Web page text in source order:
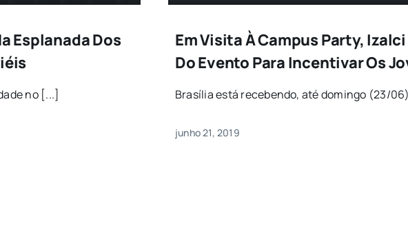
Esplanada Dos
no [...]
Em Visita À Campus Party,
Do Evento Para Incentivar Os
Brasília está recebendo, até domingo (23/
junho 21, 2019